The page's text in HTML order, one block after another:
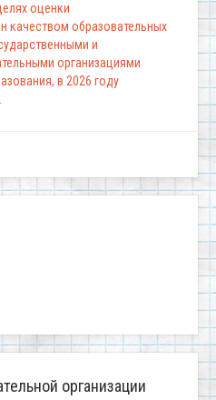
оценки
качеством образовательных
и
организациями
в 2026 году
организации